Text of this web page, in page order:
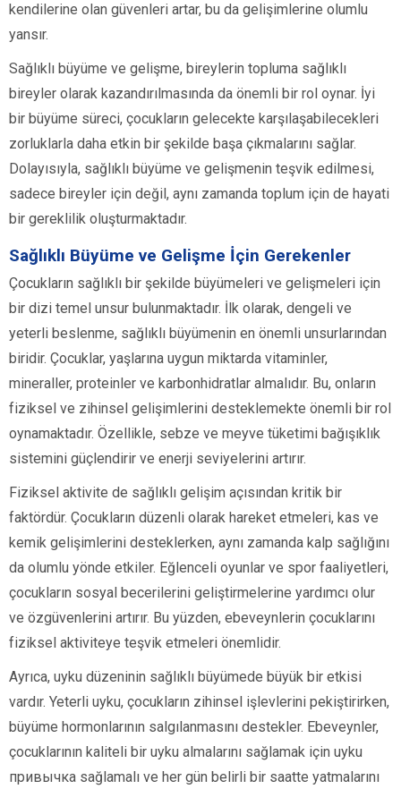
kendilerine olan güvenleri artar, bu da gelişimlerine olumlu
yansır.
Sağlıklı büyüme ve gelişme, bireylerin topluma sağlıklı
bireyler olarak kazandırılmasında da önemli bir rol oynar. İyi
bir büyüme süreci, çocukların gelecekte karşılaşabilecekleri
zorluklarla daha etkin bir şekilde başa çıkmalarını sağlar.
Dolayısıyla, sağlıklı büyüme ve gelişmenin teşvik edilmesi,
sadece bireyler için değil, aynı zamanda toplum için de hayati
bir gereklilik oluşturmaktadır.
Sağlıklı Büyüme ve Gelişme İçin Gerekenler
Çocukların sağlıklı bir şekilde büyümeleri ve gelişmeleri için
bir dizi temel unsur bulunmaktadır. İlk olarak, dengeli ve
yeterli beslenme, sağlıklı büyümenin en önemli unsurlarından
biridir. Çocuklar, yaşlarına uygun miktarda vitaminler,
mineraller, proteinler ve karbonhidratlar almalıdır. Bu, onların
fiziksel ve zihinsel gelişimlerini desteklemekte önemli bir rol
oynamaktadır. Özellikle, sebze ve meyve tüketimi bağışıklık
sistemini güçlendirir ve enerji seviyelerini artırır.
Fiziksel aktivite de sağlıklı gelişim açısından kritik bir
faktördür. Çocukların düzenli olarak hareket etmeleri, kas ve
kemik gelişimlerini desteklerken, aynı zamanda kalp sağlığını
da olumlu yönde etkiler. Eğlenceli oyunlar ve spor faaliyetleri,
çocukların sosyal becerilerini geliştirmelerine yardımcı olur
ve özgüvenlerini artırır. Bu yüzden, ebeveynlerin çocuklarını
fiziksel aktiviteye teşvik etmeleri önemlidir.
Ayrıca, uyku düzeninin sağlıklı büyümede büyük bir etkisi
vardır. Yeterli uyku, çocukların zihinsel işlevlerini pekiştirirken,
büyüme hormonlarının salgılanmasını destekler. Ebeveynler,
çocuklarının kaliteli bir uyku almalarını sağlamak için uyku
привычка sağlamalı ve her gün belirli bir saatte yatmalarını